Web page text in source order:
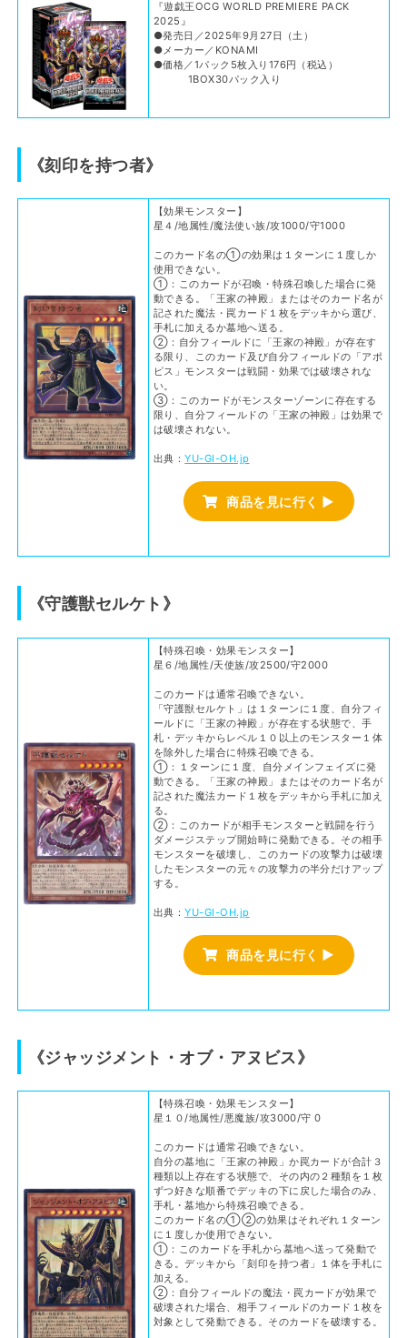
『遊戯王OCG WORLD PREMIERE PACK
2025』
●発売日／2025年9月27日（土）
●メーカー／KONAMI
●価格／1パック5枚入り176円（税込）
1BOX30パック入り
《刻印を持つ者》
【効果モンスター】
星４/地属性/魔法使い族/攻1000/守1000
このカード名の①の効果は１ターンに１度しか
使用できない。
①：このカードが召喚・特殊召喚した場合に発
動できる。「王家の神殿」またはそのカード名が
記された魔法・罠カード１枚をデッキから選び、
手札に加えるか墓地へ送る。
②：自分フィールドに「王家の神殿」が存在す
る限り、このカード及び自分フィールドの「アポ
ピス」モンスターは戦闘・効果では破壊されな
い。
③：このカードがモンスターゾーンに存在する
限り、自分フィールドの「王家の神殿」は効果で
は破壊されない。
出典：YU-GI-OH.jp
商品を見に行く ▶
《守護獣セルケト》
【特殊召喚・効果モンスター】
星６/地属性/天使族/攻2500/守2000
このカードは通常召喚できない。
「守護獣セルケト」は１ターンに１度、自分フィ
ールドに「王家の神殿」が存在する状態で、手
札・デッキからレベル１０以上のモンスター１体
を除外した場合に特殊召喚できる。
①：１ターンに１度、自分メインフェイズに発
動できる。「王家の神殿」またはそのカード名が
記された魔法カード１枚をデッキから手札に加え
る。
②：このカードが相手モンスターと戦闘を行う
ダメージステップ開始時に発動できる。その相手
モンスターを破壊し、このカードの攻撃力は破壊
したモンスターの元々の攻撃力の半分だけアップ
する。
出典：YU-GI-OH.jp
商品を見に行く ▶
《ジャッジメント・オブ・アヌビス》
【特殊召喚・効果モンスター】
星１０/地属性/悪魔族/攻3000/守 0
このカードは通常召喚できない。
自分の墓地に「王家の神殿」か罠カードが合計３
種類以上存在する状態で、その内の２種類を１枚
ずつ好きな順番でデッキの下に戻した場合のみ、
手札・墓地から特殊召喚できる。
このカード名の①②の効果はそれぞれ１ターン
に１度しか使用できない。
①：このカードを手札から墓地へ送って発動で
きる。デッキから「刻印を持つ者」１体を手札に
加える。
②：自分フィールドの魔法・罠カードが効果で
破壊された場合、相手フィールドのカード１枚を
対象として発動できる。そのカードを破壊する。